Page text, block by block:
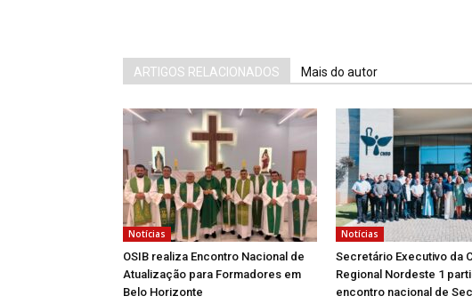
ARTIGOS RELACIONADOS Mais do autor
Notícias
OSIB realiza Encontro Nacional de
Atualização para Formadores em
Belo Horizonte
Notícias
Secretário Executivo da
Regional Nordeste 1
encontro nacional de